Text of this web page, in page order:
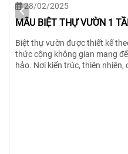
28/02/2025
MẪU BIỆT THỰ VƯỜN 1
Biệt thự vườn được thiết kế
thức cộng không gian mang
hảo. Nơi kiến trúc, thiên nhiên,